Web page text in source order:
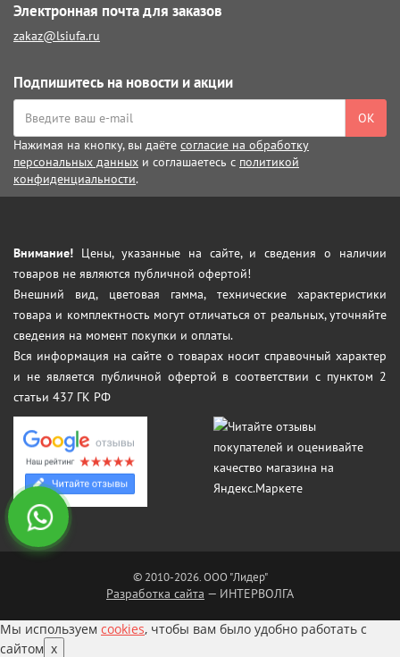
Электронная почта для заказов
zakaz@lsiufa.ru
Подпишитесь на новости и акции
ОК
Нажимая на кнопку, вы даёте согласие на обработку
персональных данных и соглашаетесь с политикой
конфиденциальности.
Внимание! Цены, указанные на сайте, и сведения о наличии
товаров не являются публичной офертой!
Внешний вид, цветовая гамма, технические характеристики
товара и комплектность могут отличаться от реальных, уточняйте
сведения на момент покупки и оплаты.
Вся информация на сайте о товарах носит справочный характер
и не является публичной офертой в соответствии с пунктом 2
статьи 437 ГК РФ
© 2010-2026. ООО "Лидер"
Разработка сайта — ИНТЕРВОЛГА
Мы используем cookies, чтобы вам было удобно работать с
сайтом x